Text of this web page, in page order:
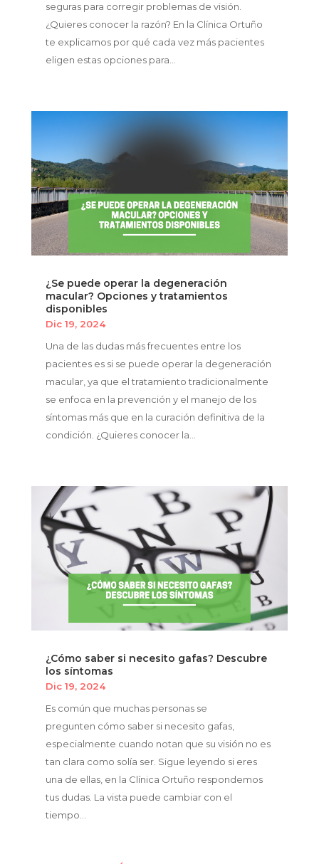
seguras para corregir problemas de visión.
¿Quieres conocer la razón? En la Clínica Ortuño
te explicamos por qué cada vez más pacientes
eligen estas opciones para...
¿Se puede operar la degeneración
macular? Opciones y tratamientos
disponibles
Dic 19, 2024
Una de las dudas más frecuentes entre los
pacientes es si se puede operar la degeneración
macular, ya que el tratamiento tradicionalmente
se enfoca en la prevención y el manejo de los
síntomas más que en la curación definitiva de la
condición. ¿Quieres conocer la...
¿Cómo saber si necesito gafas? Descubre
los síntomas
Dic 19, 2024
Es común que muchas personas se
pregunten cómo saber si necesito gafas,
especialmente cuando notan que su visión no es
tan clara como solía ser. Sigue leyendo si eres
una de ellas, en la Clínica Ortuño respondemos
tus dudas. La vista puede cambiar con el
tiempo...